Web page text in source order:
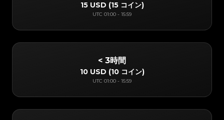
15 USD (15 コイン)
UTC 01:00 - 15:59
< 3時間
10 USD (10 コイン)
UTC 01:00 - 15:59